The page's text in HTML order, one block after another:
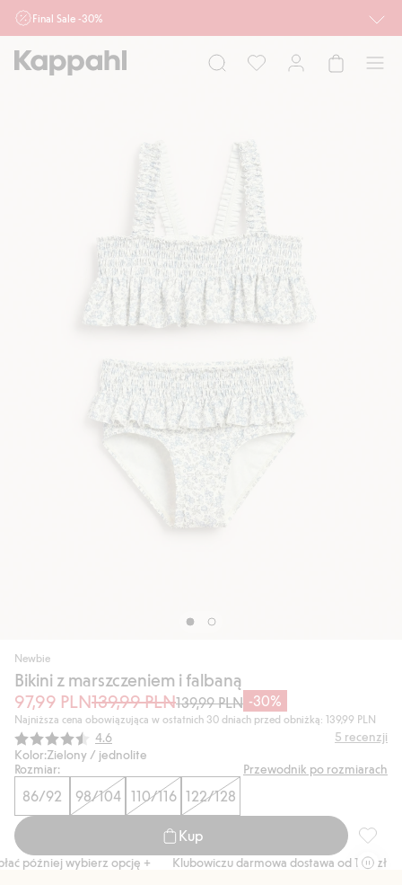
Final Sale -30%
działu outlet do 10.8 w sklepach Kappahl i Newbie oraz na kappahl.com. Ofert
nie łączymy
Newbie
Bikini z marszczeniem i falbaną
97,99 PLN139,99 PLN139,99 PLN -30%
Najniższa cena obowiązująca w ostatnich 30 dniach przed obniżką: 139,99 PLN
Średnia ocena:
4.6 5 recenzji
Kolor:Zielony / jednolite
Rozmiar:
Przewodnik po rozmiarach
86/92 98/104 110/116 122/128
Kup
Bikini
później wybierz opcję + Klubowiczu darmowa dostawa od 150 zł